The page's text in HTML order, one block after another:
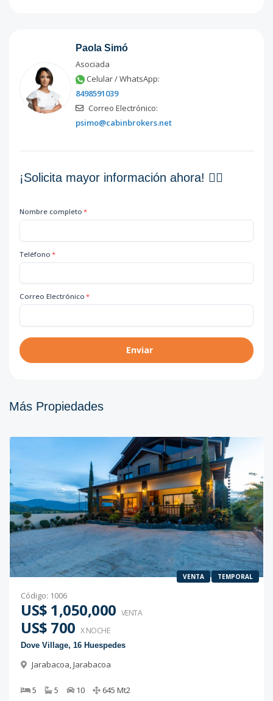
Paola Simó
Asociada
Celular / WhatsApp:
8498591039
Correo Electrónico:
psimo@cabinbrokers.net
¡Solicita mayor información ahora! 👇🏽
Nombre completo *
Teléfono *
Correo Electrónico *
Enviar
Más Propiedades
VENTA TEMPORAL
Código: 1006
US$ 1,050,000 VENTA
US$ 700 X NOCHE
Dove Village, 16 Huespedes
Jarabacoa,Jarabacoa
5 5 10 645 Mt2